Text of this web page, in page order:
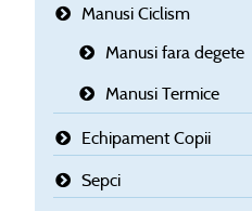
Manusi Ciclism
Manusi fara degete
Manusi Termice
Echipament Copii
Sepci